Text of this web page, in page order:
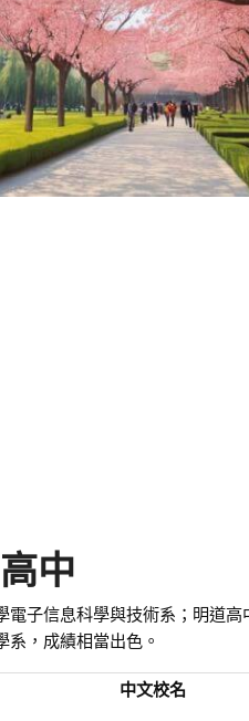
中
子信息科學與技術系；明道
，成績相當出色。
中文校名